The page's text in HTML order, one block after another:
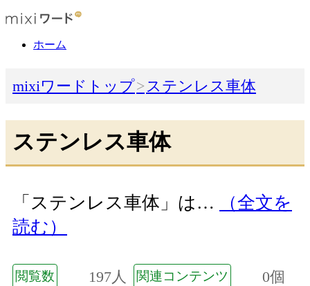
ホーム
mixiワードトップ ステンレス車体
ステンレス車体
「ステンレス車体」は…
（全文を
読む）
閲覧数 197人 関連コンテンツ 0個